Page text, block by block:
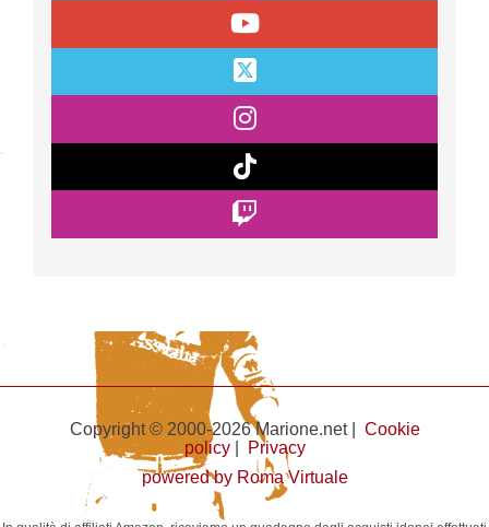
Copyright © 2000-2026 Marione.net | Cookie
policy|
Privacy
powered by Roma Virtuale